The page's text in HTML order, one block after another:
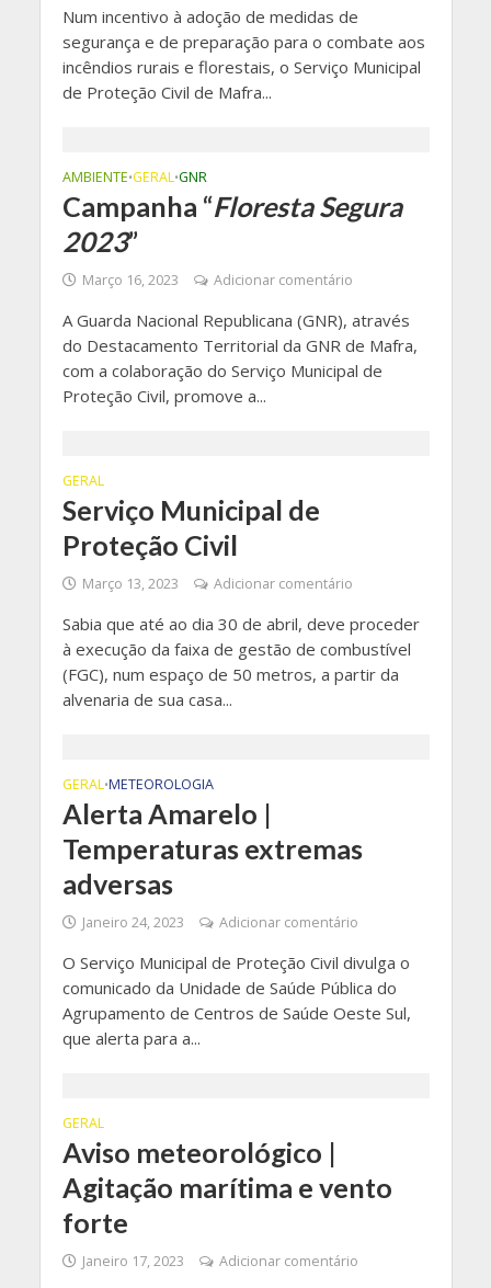
Num incentivo à adoção de medidas de
segurança e de preparação para o combate aos
incêndios rurais e florestais, o Serviço Municipal
de Proteção Civil de Mafra...
AMBIENTE•GERAL•GNR
Campanha “Floresta Segura
2023”
Março 16, 2023 Adicionar comentário
A Guarda Nacional Republicana (GNR), através
do Destacamento Territorial da GNR de Mafra,
com a colaboração do Serviço Municipal de
Proteção Civil, promove a...
GERAL
Serviço Municipal de
Proteção Civil
Março 13, 2023 Adicionar comentário
Sabia que até ao dia 30 de abril, deve proceder
à execução da faixa de gestão de combustível
(FGC), num espaço de 50 metros, a partir da
alvenaria de sua casa...
GERAL•METEOROLOGIA
Alerta Amarelo |
Temperaturas extremas
adversas
Janeiro 24, 2023 Adicionar comentário
O Serviço Municipal de Proteção Civil divulga o
comunicado da Unidade de Saúde Pública do
Agrupamento de Centros de Saúde Oeste Sul,
que alerta para a...
GERAL
Aviso meteorológico |
Agitação marítima e vento
forte
Janeiro 17, 2023 Adicionar comentário